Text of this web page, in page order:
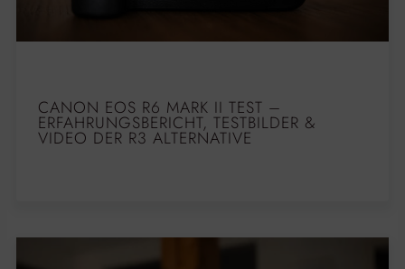
CANON EOS R6 MARK II TEST –
ERFAHRUNGSBERICHT, TESTBILDER &
VIDEO DER R3 ALTERNATIVE